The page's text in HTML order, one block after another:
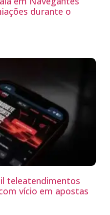
durante o
teleatendimentos
vício em apostas